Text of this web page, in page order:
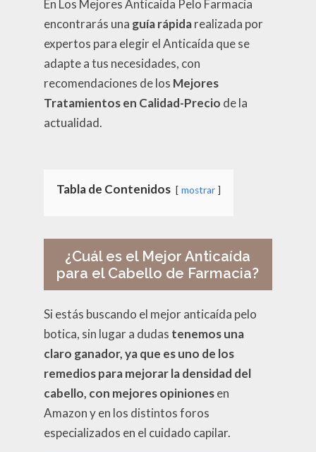
En Los Mejores Anticaída Pelo Farmacia
encontrarás una guía rápidarealizada por
expertos para elegir el Anticaída que se
adapte a tus necesidades, con
recomendaciones de los Mejores
Tratamientos en Calidad-Precio de la
actualidad.
Tabla de Contenidos mostrar
¿Cuál es el Mejor Anticaída
para el Cabello de Farmacia?
Si estás buscando el mejor anticaída pelo
botica, sin lugar a dudas tenemos una
claro ganador, ya que es uno de los
remedios para mejorar la densidad del
cabello, con mejores opinionesen
Amazon y en los distintos foros
especializados en el cuidado capilar.